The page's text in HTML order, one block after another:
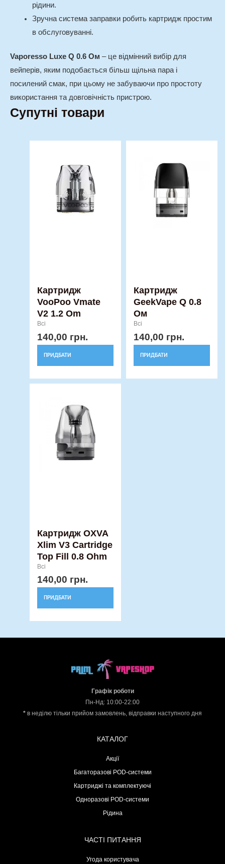
рідини.
Зручна система заправки робить картридж простим
в обслуговуванні.
Vaporesso Luxe Q 0.6 Ом – це відмінний вибір для
вейперів, яким подобається більш щільна пара і
посилений смак, при цьому не забуваючи про простоту
використання та довговічність пристрою.
Супутні товари
Картридж
VooPoo Vmate
V2 1.2 Om
Всі
140,00 грн.
ПРИДБАТИ
Картридж
GeekVape Q 0.8
Ом
Всі
140,00 грн.
ПРИДБАТИ
Картридж OXVA
Xlim V3 Cartridge
Top Fill 0.8 Ohm
Всі
140,00 грн.
ПРИДБАТИ
Графік роботи
Пн-Нд: 10:00-22:00
* в неділю тільки прийом замовлень, відправки наступного дня
КАТАЛОГ
Акції
Багаторазові POD-системи
Картриджі та комплектуючі
Одноразові POD-системи
Рідина
ЧАСТІ ПИТАННЯ
Угода користувача